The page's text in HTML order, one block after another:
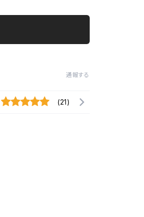
通報する
(21)